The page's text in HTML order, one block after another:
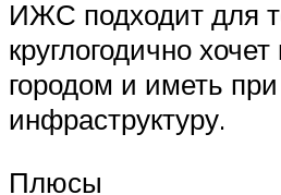
ИЖС подходит для
круглогодично
городом и иметь
инфраструктуру.
Плюсы